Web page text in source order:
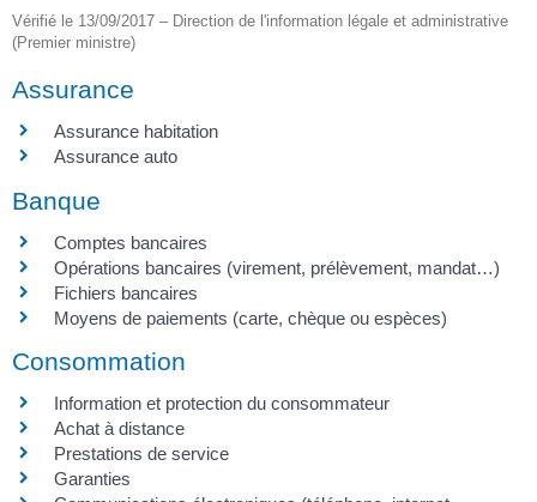
Vérifié le 13/09/2017 – Direction de l'information légale et administrative
(Premier ministre)
Assurance
Assurance habitation
Assurance auto
Banque
Comptes bancaires
Opérations bancaires (virement, prélèvement, mandat…)
Fichiers bancaires
Moyens de paiements (carte, chèque ou espèces)
Consommation
Information et protection du consommateur
Achat à distance
Prestations de service
Garanties